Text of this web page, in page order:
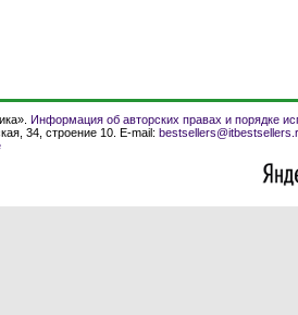
Информация об авторских правах и порядке
34, строение 10. E-mail: